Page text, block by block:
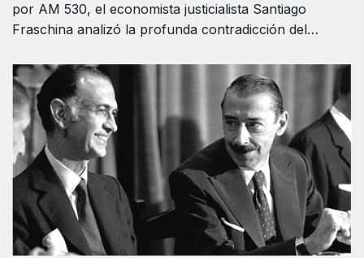
por AM 530, el economista justicialista Santiago
Fraschina analizó la profunda contradicción del…